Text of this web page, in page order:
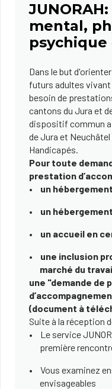
mental,
Dans le but
futurs adultes
besoin de
cantons du Jura et
dispositif commun
de Jura et
Handicapés.
Pour toute
prestation
un hébergement
un
un accueil en
une inclusion
marché du
une "demande de
(document à
Suite à la réception
Le service
première
Vous examinez
envisageables